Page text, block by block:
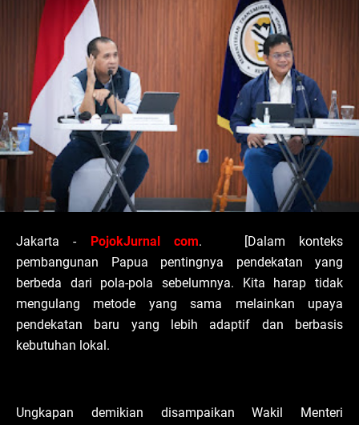
Jakarta - PojokJurnal com. [Dalam konteks
pembangunan Papua pentingnya pendekatan yang
berbeda dari pola-pola sebelumnya. Kita harap tidak
mengulang metode yang sama melainkan upaya
pendekatan baru yang lebih adaptif dan berbasis
kebutuhan lokal.
Ungkapan demikian disampaikan Wakil Menteri